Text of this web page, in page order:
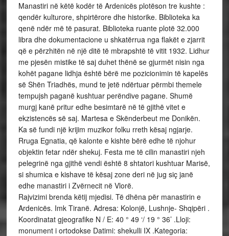
Manastiri në këtë kodër të Ardenicës plotëson tre kushte :
qendër kulturore, shpirtërore dhe historike. Biblioteka ka
qenë ndër më të pasurat. Biblioteka ruante plotë 32.000
libra dhe dokumentacione u shkatërrua nga flakët e zjarrit
që e përzhitën në një ditë të mbrapshtë të vitit 1932. Lidhur
me pjesën mistike të saj duhet thënë se gjurmët nisin nga
kohët pagane lidhja është bërë me pozicionimin të kapelës
së Shën Triadhës, mund te jetë ndërtuar përmbi themele
tempujsh paganë kushtuar perëndive pagane. Shumë
murgj kanë pritur edhe besimtarë në të gjithë vitet e
ekzistencës së saj. Martesa e Skënderbeut me Donikën.
Ka së fundi një krijim muzikor folku rreth kësaj ngjarje.
Rruga Egnatia, që kalonte e kishte bërë edhe të njohur
objektin fetar ndër shekuj. Festa me të cilin manastiri njeh
pelegrinë nga gjithë vendi është 8 shtatori kushtuar Marisë,
si shumica e kishave të kësaj zone deri në jug siç janë
edhe manastiri i Zvërnecit në Vlorë.
Rajvizimi brenda këtij mjedisi. Të dhëna për manastirin e
Ardenicës. Imk Tiranë. Adresa: Kolonjë, Lushnje- Shqipëri .
Koordinatat gjeografike N / E: 40 ° 49 ‘/ 19 ° 36’ .Lloji:
monument i ortodokse Datimi: shekulli IX .Kategoria: